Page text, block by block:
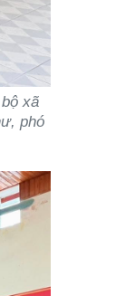
xã
phó